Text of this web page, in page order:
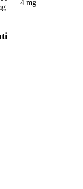
4 mg